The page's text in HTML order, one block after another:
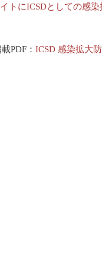
トにICSDとしての感
PDF： ICSD 感染拡大